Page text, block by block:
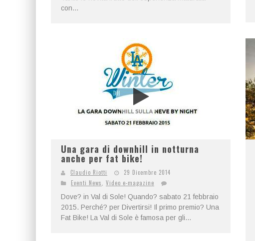
con...
Una gara di downhill in notturna
anche per fat bike!
Claudio Riotti
29 Dicembre 2014
Eventi News
Video e-magazine
Dove? in Val di Sole! Quando? sabato 21 febbraio
2015. Perché? per Divertirsi! Il primo premio? Una
Fat Bike! La Val di Sole è famosa per gli...